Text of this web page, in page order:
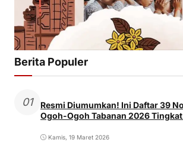
Berita Populer
01
Resmi Diumumkan! Ini Daftar 39
Ogoh-Ogoh Tabanan 2026
Kamis, 19 Maret 2026